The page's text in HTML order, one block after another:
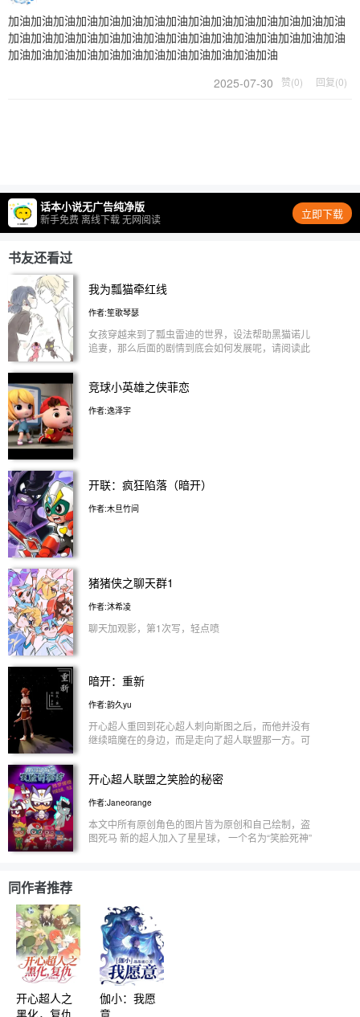
加油加油加油加油加油加油加油加油加油加油加油加油加油加油加油
加油加油加油加油加油加油加油加油加油加油加油加油加油加油加油
加油加油加油加油加油加油加油加油加油加油加油加油
2025-07-30
赞(0) 回复(0)
话本小说无广告纯净版
新手免费 离线下载 无网阅读 立即下载
书友还看过
我为瓢猫牵红线
作者:笙歌琴瑟
女孩穿越来到了瓢虫雷迪的世界，设法帮助黑猫诺儿
追妻，那么后面的剧情到底会如何发展呢，请阅读此
竞球小英雄之侠菲恋
作者:逸泽宇
开联：疯狂陷落（暗开）
作者:木旦竹间
猪猪侠之聊天群1
作者:沐希凌
聊天加观影，第1次写，轻点喷
暗开：重新
作者:韵久yu
开心超人重回到花心超人刺向斯图之后，而他并没有
继续暗魔在的身边，而是走向了超人联盟那一方。可
开心超人联盟之笑脸的秘密
作者:Janeorange
本文中所有原创角色的图片皆为原创和自己绘制，盗
图死马 新的超人加入了星星球， 一个名为“笑脸死神”
同作者推荐
开心超人之
黑化，复仇
伽小：我愿
意